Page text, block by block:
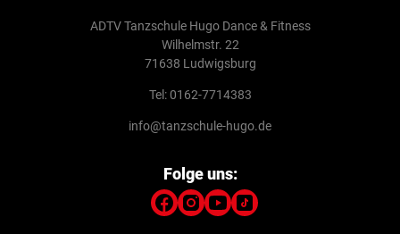
ADTV Tanzschule Hugo Dance & Fitness
Wilhelmstr. 22
71638 Ludwigsburg
Tel: 0162-7714383
info@tanzschule-hugo.de
Folge uns: